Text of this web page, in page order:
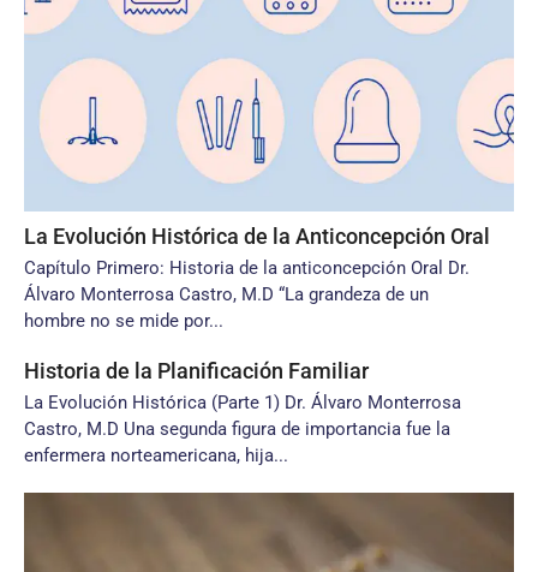
La Evolución Histórica de la Anticoncepción Oral
Capítulo Primero: Historia de la anticoncepción Oral Dr.
Álvaro Monterrosa Castro, M.D “La grandeza de un
hombre no se mide por...
Historia de la Planificación Familiar
La Evolución Histórica (Parte 1) Dr. Álvaro Monterrosa
Castro, M.D Una segunda figura de importancia fue la
enfermera norteamericana, hija...